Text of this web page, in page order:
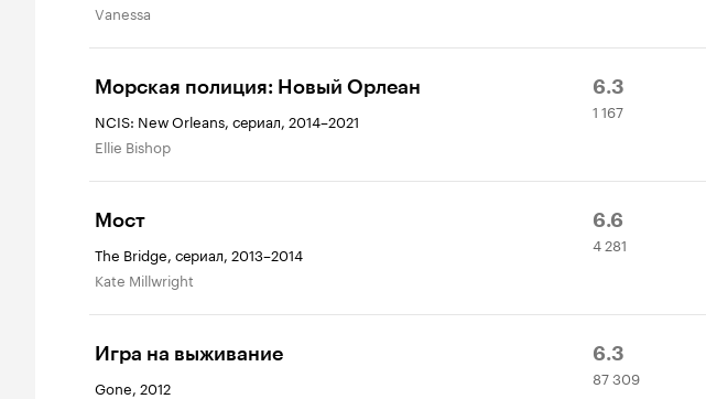
Vanessa
Морская полиция: Новый Орлеан
NCIS: New Orleans, сериал, 2014–2021
Ellie Bishop
Рейтинг
Кинопоиска
6.3
1
167
1 167
Мост
The Bridge, сериал, 2013–2014
Kate Millwright
Рейтинг
Кинопоиска
6.6
4
281
4 281
Игра на выживание
Gone, 2012
Рейтинг
Кинопоиска
6.3
87
309
87 309